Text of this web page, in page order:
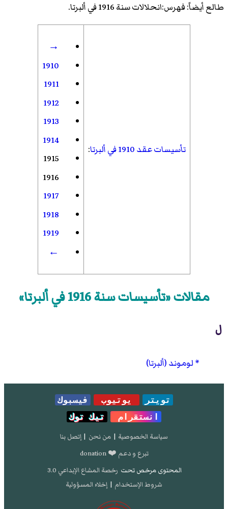
طالع أيضاً:فهرس:انحلالات سنة 1916 في ألبرتا .
تأسيسات عقد 1910 في ألبرتا :
→
1910
1911
1912
1913
1914
1915
1916
1917
1918
1919
←
مقالات «تأسيسات سنة 1916 في ألبرتا»
ل
لوموند (ألبرتا)
تويتر يوتيوب
فيسبوك
انستقرام
تيك توك
سياسة الخصوصية | من نحن | إتصل بنا
تبرع و دعم ❤️ donation
المحتوى مرخص تحت رخصة المشاع الإبداعي 3.0
شروط الإستخدام | إخلاء المسؤولية